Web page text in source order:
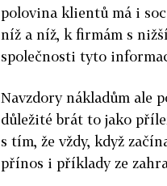
polovina klientů má i
níž a níž, k firmám s
společnosti tyto
Navzdory nákladům ale
důležité brát to jako
s tím, že vždy, když
přínos i příklady ze